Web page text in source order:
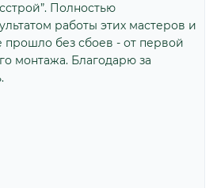
Полностью
работы этих мастеров и
без сбоев - от первой
монтажа. Благодарю за